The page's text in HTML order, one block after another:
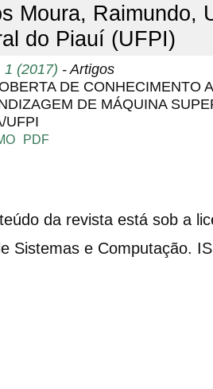
Moura, Raimundo,
do Piauí (UFPI)
1 (2017) - Artigos
DE CONHECIMENTO
DE MÁQUINA
UFPI
PDF
da revista está sob a
Sistemas e Computação.